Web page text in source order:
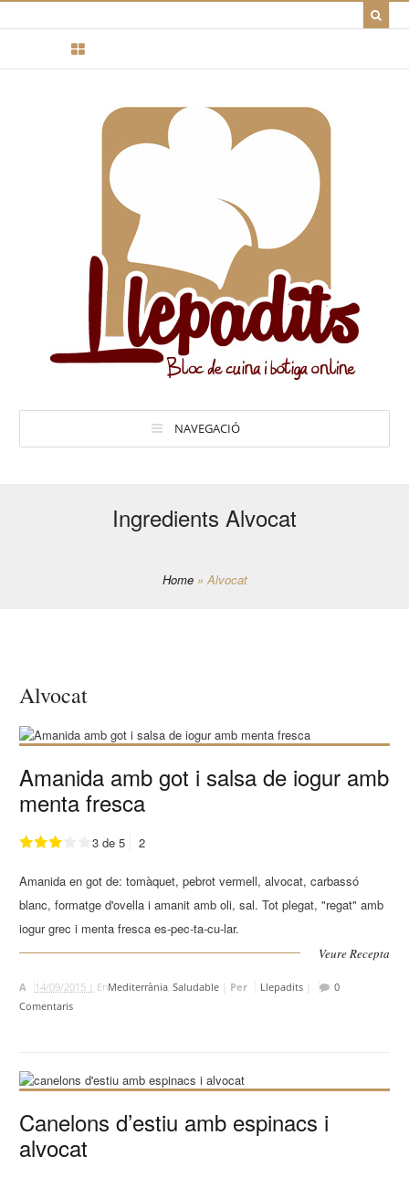
NAVEGACIÓ
Ingredients Alvocat
Home » Alvocat
Alvocat
Amanida amb got i salsa de iogur amb
menta fresca
3 de 5 2
Amanida en got de: tomàquet, pebrot vermell, alvocat, carbassó
blanc, formatge d'ovella i amanit amb oli, sal. Tot plegat, "regat" amb
iogur grec i menta fresca es-pec-ta-cu-lar.
Veure Recepta
A 14/09/2015 | EnMediterrània,Saludable Per Llepadits
0
Comentaris
Canelons d’estiu amb espinacs i
alvocat